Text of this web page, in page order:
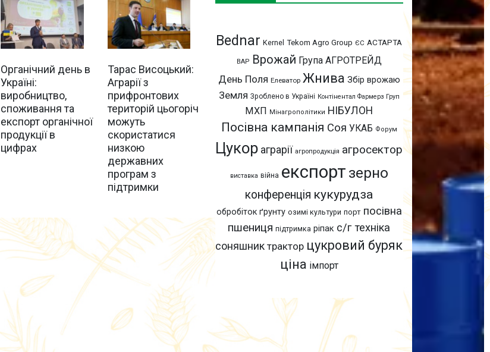
Bednar Kernel Tekom Agro Group ЄС АСТАРТА
ВАР Врожай Група АГРОТРЕЙД
День Поля Елеватор Жнива Збір врожаю
Земля Зроблено в Україні Контінентал Фармерз Груп
МХП Мінагрополітики НІБУЛОН
Посівна кампанія Соя УКАБ Форум
Цукор аграрії агропродукція агросектор
виставка війна експорт зерно
конференція кукурудза
обробіток ґрунту озимі культури порт посівна
пшениця підтримка ріпак с/г техніка
соняшник трактор цукровий буряк
ціна імпорт
Органічний день в
Україні:
виробництво,
споживання та
експорт органічної
продукції в
цифрах
Тарас Висоцький:
Аграрії з
прифронтових
територій цьогоріч
можуть
скористатися
низкою
державних
програм з
підтримки